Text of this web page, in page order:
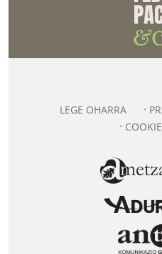
LEGE OHARRA